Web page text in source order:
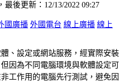
最後更新：12/13/2022 09:27
國廣播 外國電台 線上廣播 線上
、設定或網站服務，經實際安裝
因為不同電腦環境與軟體設定可
工作用的電腦先行測試，避免因